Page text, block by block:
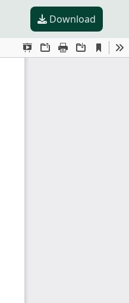
Download